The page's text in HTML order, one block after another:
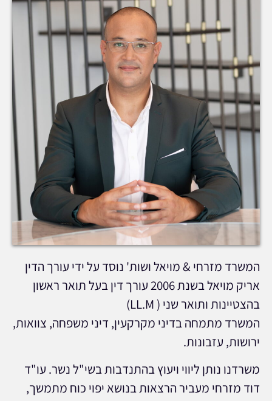
המשרד מזרחי & מויאל ושות' נוסד על ידי עורך הדין
אריק מויאל בשנת 2006 עורך דין בעל תואר ראשון
בהצטיינות ותואר שני ( LL.M)
המשרד מתמחה בדיני מקרקעין, דיני משפחה, צוואות,
ירושות, עזבונות.
משרדנו נותן ליווי ויעוץ בהתנדבות בשי"ל נשר. עו"ד
דוד מזרחי מעביר הרצאות בנושא יפוי כוח מתמשך,